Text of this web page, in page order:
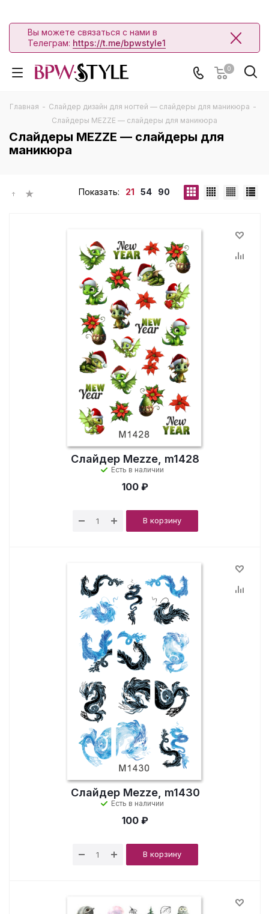
Вы можете связаться с нами в
Телеграм: https://t.me/bpwstyle1
0
Главная - Слайдер дизайн для ногтей — слайдеры для маникюра -
Слайдеры MEZZE — слайдеры для маникюра
Слайдеры MEZZE — слайдеры для
маникюра
Показать: 21 54 90
Слайдер Mezze, m1428
Есть в наличии
100 ₽
В корзину
Слайдер Mezze, m1430
Есть в наличии
100 ₽
В корзину